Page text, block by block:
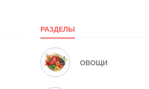
РАЗДЕЛЫ
ОВОЩИ